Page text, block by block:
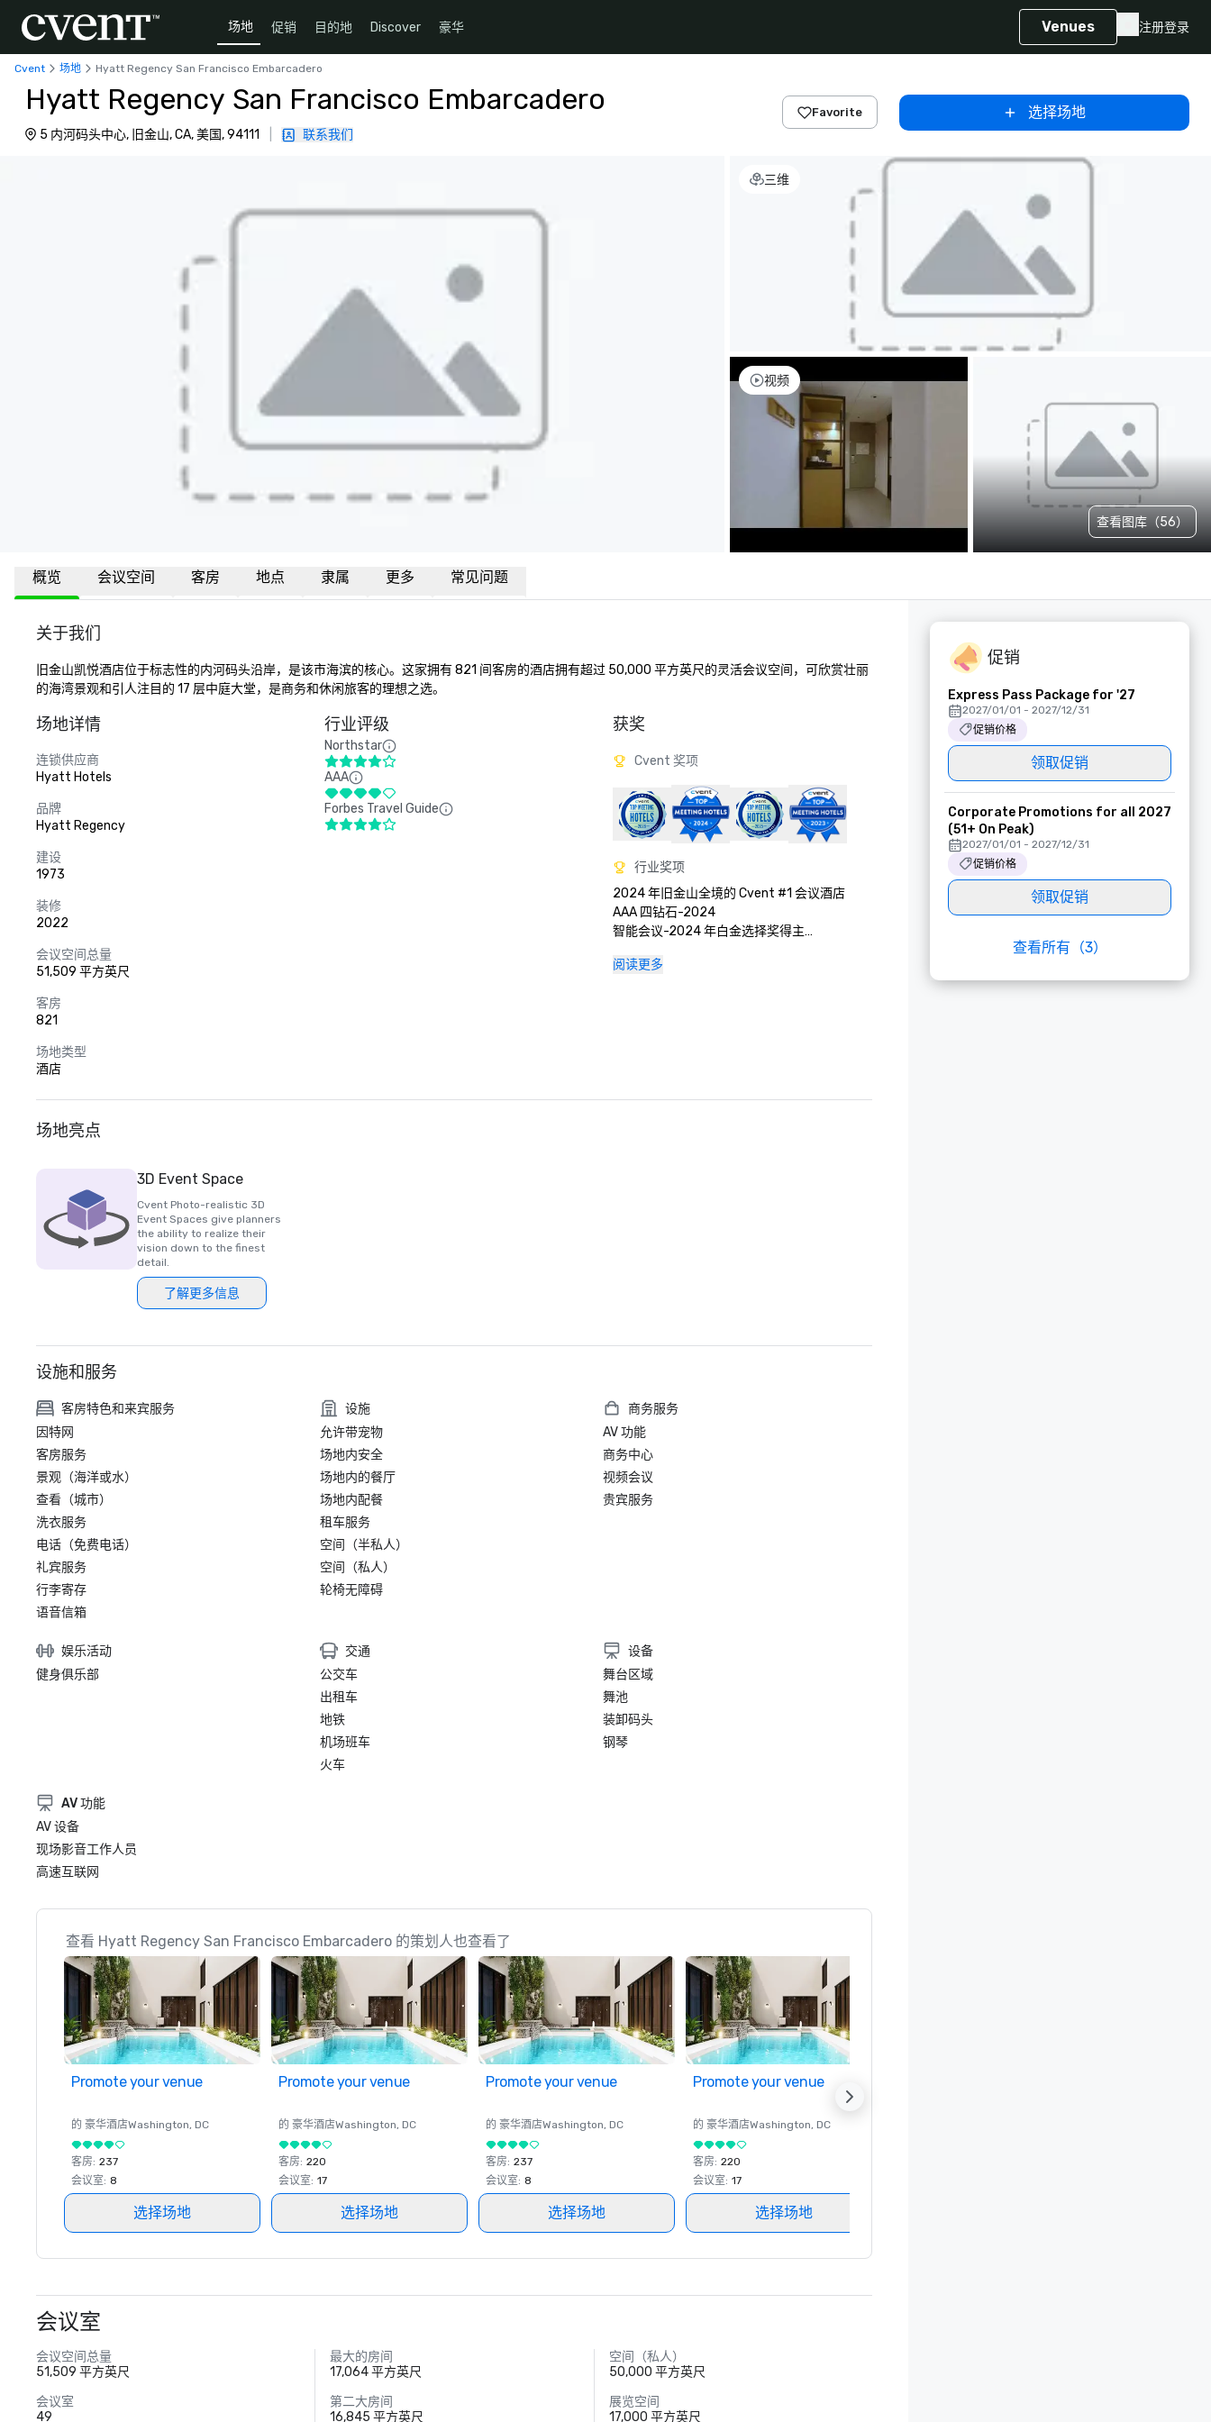
场地 促销 目的地 Discover 豪华 Venues 注册登录
Cvent 场地 Hyatt Regency San Francisco Embarcadero
Hyatt Regency San Francisco Embarcadero
5 内河码头中心, 旧金山, CA, 美国, 94111 联系我们
Favorite 选择场地
三维
视频
查看图库（56）
概览 会议空间 客房 地点 隶属 更多 常见问题
关于我们
旧金山凯悦酒店位于标志性的内河码头沿岸，是该市海滨的核心。这家拥有 821 间客房的酒店拥有超过 50,000 平方英尺的灵活会议空间，可欣赏壮丽
的海湾景观和引人注目的 17 层中庭大堂，是商务和休闲旅客的理想之选。
场地详情
连锁供应商
Hyatt Hotels
品牌
Hyatt Regency
建设
1973
装修
2022
会议空间总量
51,509 平方英尺
客房
821
场地类型
酒店
行业评级
Northstar
AAA
Forbes Travel Guide
获奖
Cvent 奖项
行业奖项
2024 年旧金山全境的 Cvent #1 会议酒店
AAA 四钻石-2024
智能会议-2024 年白金选择奖得主
2025 年 Green Key 认证-4 键评级
2024 年北极星斯特拉奖——入围者，“最佳酒
阅读更多
场地亮点
3D Event Space
Cvent Photo-realistic 3D
Event Spaces give planners
the ability to realize their
vision down to the finest
detail.
了解更多信息
设施和服务
客房特色和来宾服务
因特网
客房服务
景观（海洋或水）
查看（城市）
洗衣服务
电话（免费电话）
礼宾服务
行李寄存
语音信箱
设施
允许带宠物
场地内安全
场地内的餐厅
场地内配餐
租车服务
空间（半私人）
空间（私人）
轮椅无障碍
商务服务
AV 功能
商务中心
视频会议
贵宾服务
娱乐活动
健身俱乐部
交通
公交车
出租车
地铁
机场班车
火车
设备
舞台区域
舞池
装卸码头
钢琴
AV 功能
AV 设备
现场影音工作人员
高速互联网
查看 Hyatt Regency San Francisco Embarcadero 的策划人也查看了
Promote your venue
的 豪华酒店Washington, DC
客房: 237
会议室: 8
选择场地
Promote your venue
的 豪华酒店Washington, DC
客房: 220
会议室: 17
选择场地
Promote your venue
的 豪华酒店Washington, DC
客房: 237
会议室: 8
选择场地
Promote your venue
的 豪华酒店Washington, DC
客房: 220
会议室: 17
选择场地
会议室
会议空间总量
51,509 平方英尺
最大的房间
17,064 平方英尺
空间（私人）
50,000 平方英尺
会议室
49
第二大房间
16,845 平方英尺
展览空间
17,000 平方英尺
促销
Express Pass Package for '27
2027/01/01 - 2027/12/31
促销价格
领取促销
Corporate Promotions for all 2027
(51+ On Peak)
2027/01/01 - 2027/12/31
促销价格
领取促销
查看所有（3）